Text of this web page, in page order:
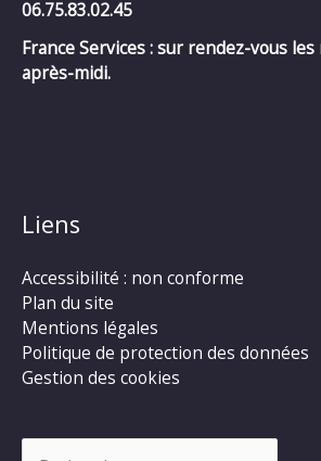
06.75.83.02.45
France Services : sur rendez-vous
après-midi.
Liens
Accessibilité : non conforme
Plan du site
Mentions légales
Politique de protection des données
Gestion des cookies